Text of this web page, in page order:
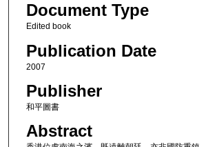
Document Type
Edited book
Publication Date
2007
Publisher
和平圖書
Abstract